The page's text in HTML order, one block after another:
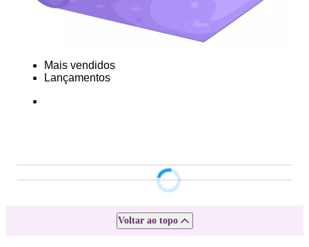
Mais vendidos
Lançamentos
Voltar ao topo